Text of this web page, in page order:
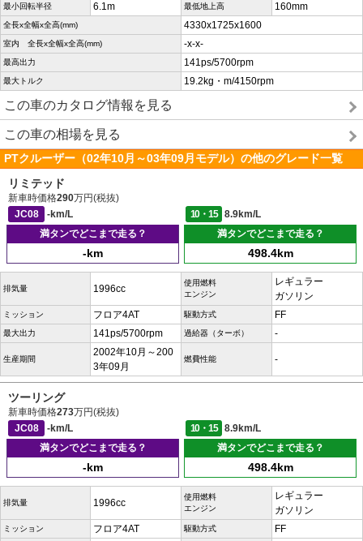
最小回転半径 6.1m 最低地上高 160mm
全長x全幅x全高(mm) 4330x1725x1600
室内 全長x全幅x全高(mm) -x-x-
最高出力 141ps/5700rpm
最大トルク 19.2kg・m/4150rpm
この車のカタログ情報を見る
この車の相場を見る
PTクルーザー（02年10月～03年09月モデル）の他のグレード一覧
リミテッド
新車時価格290万円(税抜)
JC08
-km/L 10・15
8.9km/L
満タンでどこまで走る？
-km
満タンでどこまで走る？
498.4km
排気量 1996cc
使用燃料
エンジン
レギュラー
ガソリン
ミッション フロア4AT 駆動方式 FF
最大出力 141ps/5700rpm 過給器（ターボ） -
生産期間
2002年10月～200
3年09月
燃費性能 -
ツーリング
新車時価格273万円(税抜)
JC08
-km/L 10・15
8.9km/L
満タンでどこまで走る？
-km
満タンでどこまで走る？
498.4km
排気量 1996cc
使用燃料
エンジン
レギュラー
ガソリン
ミッション フロア4AT 駆動方式 FF